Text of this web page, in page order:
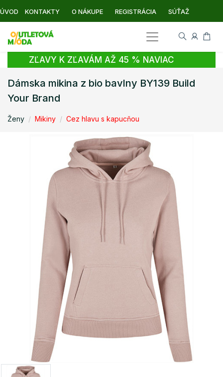
ÚVOD KONTAKTY O NÁKUPE REGISTRÁCIA SÚŤAŽ
ZĽAVY K ZĽAVÁM AŽ 45 % NAVIAC
Dámska mikina z bio bavlny BY139 Build
Your Brand
Ženy Mikiny Cez hlavu s kapucňou